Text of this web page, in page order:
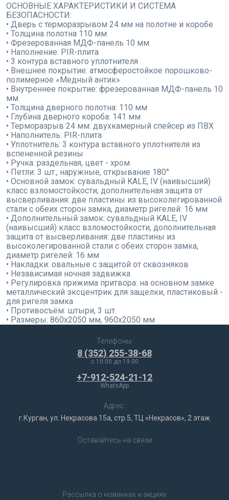
ОСНОВНЫЕ ХАРАКТЕРИСТИКИ И СИСТЕМА
БЕЗОПАСНОСТИ:
• Дверь с терморазрывом 24 мм на полотне и коробе
• Толщина полотна 110 мм
• Фрезерованная МДФ-панель 10 мм
• Наполнение: PIR-плита
• 3 контура вставного уплотнителя
• Внешнее покрытие: атмосферостойкое порошково-
полимерное «Медный антик»
• Внутреннее покрытие: фрезерованная МДФ-панель 10
мм
• Толщина дверного полотна: 110 мм
• Глубина дверного короба: 141 мм
• Терморазрыв 24 мм: двухкамерный спейсер из ПВХ
• Наполнитель: PIR-плита
• Уплотнитель: 3 контура вставного уплотнителя из
вспененной резины
• Ручка: раздельная, цвет - хром
• Петли: 3 шт., наружные, открывание 180°
• Основной замок: сувальдный KALE, IV (наивысший)
класс взломостойкости, дополнительная защита от
высверливания: две пластины из высоколегированной
стали с обеих сторон замка, диаметр ригелей: 16 мм
• Дополнительный замок: сувальдный KALE, IV
(наивысший) класс взломостойкости, дополнительная
защита от высверливания: две пластины из
высоколегированной стали с обеих сторон замка,
диаметр ригелей: 16 мм
• Накладки: овальные с защитой от сквозняков
• Независимая ночная задвижка
• Регулировка прижима притвора: на основном замке
металлический эксцентрик для защелки, пластиковый -
для ригеля замка
• Противосъём: штыри, 3 шт.
• Размеры: 860х2050 мм, 960х2050 мм
Телефоны:
8 (352) 255-38-68
c 10:00 до 19:00
+7-912-524-21-12
WhatsApp
Адрес:
г.Курган, ул. Некрасова 15а, стр.5, ТЦ «Некрасов», 2 этаж
Оставайтесь на связи
Рассылка о новинках и акциях